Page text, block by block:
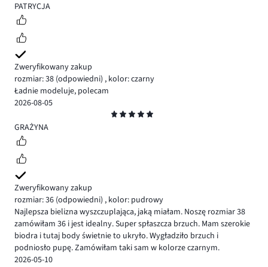
5
PATRYCJA
Zweryfikowany zakup
rozmiar: 38 (odpowiedni) , kolor: czarny
Ładnie modeluje, polecam
2026-08-05
5
GRAŻYNA
Zweryfikowany zakup
rozmiar: 36 (odpowiedni) , kolor: pudrowy
Najlepsza bielizna wyszczuplająca, jaką miałam. Noszę rozmiar 38
zamówiłam 36 i jest idealny. Super spłaszcza brzuch. Mam szerokie
biodra i tutaj body świetnie to ukryło. Wygładziło brzuch i
podniosło pupę. Zamówiłam taki sam w kolorze czarnym.
2026-05-10